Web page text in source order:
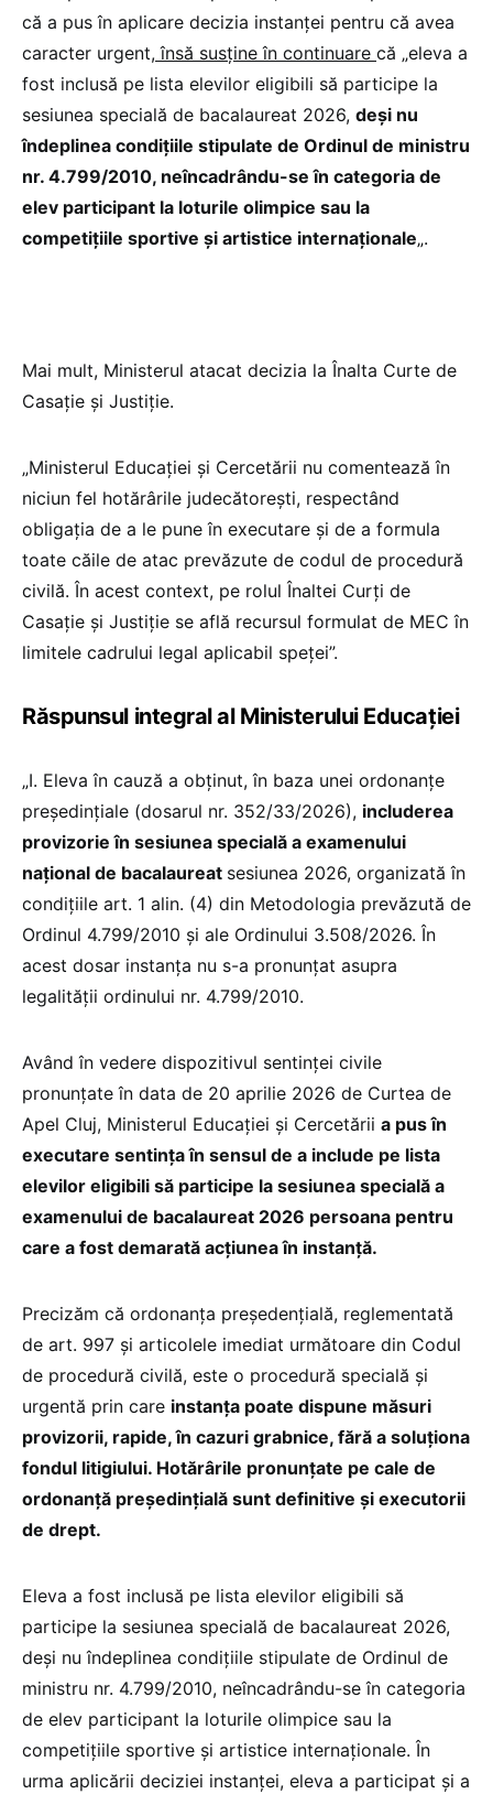
că a pus în aplicare decizia instanței pentru că avea
caracter urgent, însă susține în continuare că „eleva a
fost inclusă pe lista elevilor eligibili să participe la
sesiunea specială de bacalaureat 2026, deși nu
îndeplinea condițiile stipulate de Ordinul de ministru
nr. 4.799/2010, neîncadrându-se în categoria de
elev participant la loturile olimpice sau la
competiţiile sportive şi artistice internaţionale„.
Mai mult, Ministerul atacat decizia la Înalta Curte de
Casație și Justiție.
„Ministerul Educației și Cercetării nu comentează în
niciun fel hotărârile judecătorești, respectând
obligația de a le pune în executare și de a formula
toate căile de atac prevăzute de codul de procedură
civilă. În acest context, pe rolul Înaltei Curţi de
Casaţie şi Justiţie se află recursul formulat de MEC în
limitele cadrului legal aplicabil speţei”.
Răspunsul integral al Ministerului Educației
„I. Eleva în cauză a obținut, în baza unei ordonanțe
președințiale (dosarul nr. 352/33/2026), includerea
provizorie în sesiunea specială a examenului
naţional de bacalaureat sesiunea 2026, organizată în
condiţiile art. 1 alin. (4) din Metodologia prevăzută de
Ordinul 4.799/2010 şi ale Ordinului 3.508/2026. În
acest dosar instanța nu s-a pronunțat asupra
legalității ordinului nr. 4.799/2010.
Având în vedere dispozitivul sentinţei civile
pronunțate în data de 20 aprilie 2026 de Curtea de
Apel Cluj, Ministerul Educației și Cercetării a pus în
executare sentința în sensul de a include pe lista
elevilor eligibili să participe la sesiunea specială a
examenului de bacalaureat 2026 persoana pentru
care a fost demarată acțiunea în instanță.
Precizăm că ordonanţa preşedenţială, reglementată
de art. 997 şi articolele imediat următoare din Codul
de procedură civilă, este o procedură specială și
urgentă prin care instanța poate dispune măsuri
provizorii, rapide, în cazuri grabnice, fără a soluționa
fondul litigiului. Hotărârile pronunțate pe cale de
ordonanță președințială sunt definitive și executorii
de drept.
Eleva a fost inclusă pe lista elevilor eligibili să
participe la sesiunea specială de bacalaureat 2026,
deși nu îndeplinea condițiile stipulate de Ordinul de
ministru nr. 4.799/2010, neîncadrându-se în categoria
de elev participant la loturile olimpice sau la
competiţiile sportive şi artistice internaţionale. În
urma aplicării deciziei instanței, eleva a participat și a